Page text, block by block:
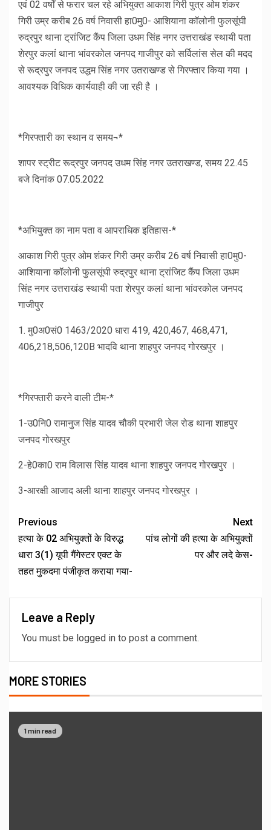
एवं 02 वर्षों से फरार चल रहे अभियुक्त आकाश गिरी पुत्र ओम शंकर
गिरी उम्र करीब 26 वर्ष निवासी हा0मु0- आशियाना कॉलोनी फुलसूंघी
रुद्रपुर थाना ट्रांजिट कैंप जिला उधम सिंह नगर उत्तराखंड स्थायी पता
शेरपुर कलां थाना भांवरकोल जनपद गाजीपुर को सर्विलांस सेल की मदद
से रूद्रपुर जनपद उद्धम सिंह नगर उतराखण्ड से गिरफ्तार किया गया ।
आवश्यक विधिक कार्यवाही की जा रही है ।
*गिरफ्तारी का स्थान व समय¬*
शापर स्ट्रीट रूद्रपुर जनपद उधम सिंह नगर उतराखण्ड, समय 22.45
बजे दिनांक 07.05.2022
*अभियुक्त का नाम पता व आपराधिक इतिहास-*
आकाश गिरी पुत्र ओम शंकर गिरी उम्र करीब 26 वर्ष निवासी हा0मु0-
आशियाना कॉलोनी फुलसूंघी रुद्रपुर थाना ट्रांजिट कैंप जिला उधम
सिंह नगर उत्तराखंड स्थायी पता शेरपुर कलां थाना भांवरकोल जनपद
गाजीपुर
1. मु0अ0सं0 1463/2020 धारा 419, 420,467, 468,471,
406,218,506,120B भादवि थाना शाहपुर जनपद गोरखपुर ।
*गिरफ्तारी करने वाली टीम-*
1-उ0नि0 रामानुज सिंह यादव चौकी प्रभारी जेल रोड थाना शाहपुर
जनपद गोरखपुर
2-हे0का0 राम विलास सिंह यादव थाना शाहपुर जनपद गोरखपुर ।
3-आरक्षी आजाद अली थाना शाहपुर जनपद गोरखपुर ।
Previous
हत्या के 02 अभियुक्तों के विरुद्ध
धारा 3(1) यूपी गैंगेस्टर एक्ट के
तहत मुकदमा पंजीकृत कराया गया-
Next
पांच लोगों की हत्‍या के अभियुक्‍तों
पर और लदे केस-
Leave a Reply
You must be logged in to post a comment.
MORE STORIES
1 min read